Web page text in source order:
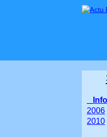
2006
2010